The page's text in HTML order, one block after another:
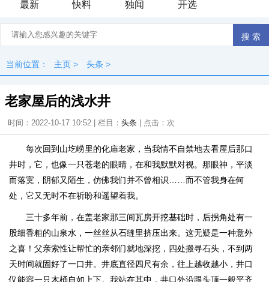
最新
快料 独闻 开选
当前位置： 主页 > 头条 >
老家屋后的浅水井
时间：2022-10-17 10:52 | 栏目： 头条 | 点击： 次
每次回到山圪崂里的化庙老家，当我情不自禁地去看屋后那口
井时，它，也像一只苍老的眼睛，在和我默默对视。那眼神，平淡
而落寞，阴郁又陌生，仿佛我们并不曾相识……而不管我身在何
处，它又无时不在祈盼和遥望着我。
三十多年前，在盖老家那三间瓦房开挖基础时，后拐角处有一
股细香粗的山泉水，一丝丝从石缝里挤压出来。这无疑是一种意外
之喜！父亲索性让帮忙的亲邻们就地深挖，四处搬寻石头，不到两
天时间就固好了一口井。井底直径四尺有余，往上越收越小，井口
仅能容一只木桶自如上下。我站在其中，井口外沿跟头顶一般平齐